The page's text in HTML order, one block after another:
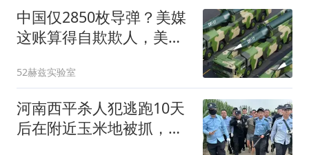
中国仅2850枚导弹？美媒
这账算得自欺欺人，美军
52赫兹实验室
河南西平杀人犯逃跑10天
后在附近玉米地被抓，在